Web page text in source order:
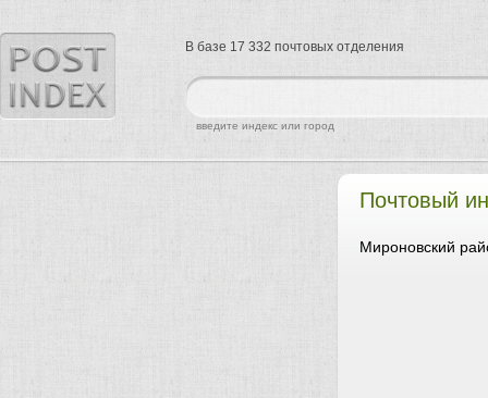
Почтовый
Мироновский
найти
введите индекс или город
В базе 17 332 почтовых отделения